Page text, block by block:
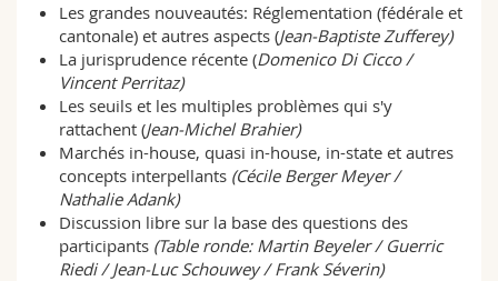
Les grandes nouveautés: Réglementation (fédérale et
cantonale) et autres aspects (Jean-Baptiste Zufferey)
La jurisprudence récente (Domenico Di Cicco /
Vincent Perritaz)
Les seuils et les multiples problèmes qui s'y
rattachent (Jean-Michel Brahier)
Marchés in-house, quasi in-house, in-state et autres
concepts interpellants(Cécile Berger Meyer /
Nathalie Adank)
Discussion libre sur la base des questions des
participants(Table ronde: Martin Beyeler / Guerric
Riedi / Jean-Luc Schouwey / Frank Séverin)